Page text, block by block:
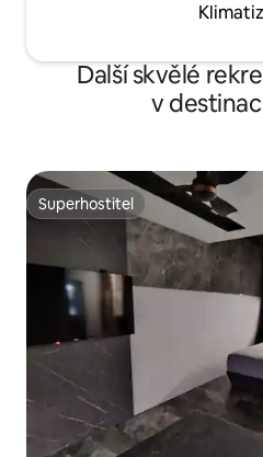
Další skvělé
v
Superhostitel
Superhostitel